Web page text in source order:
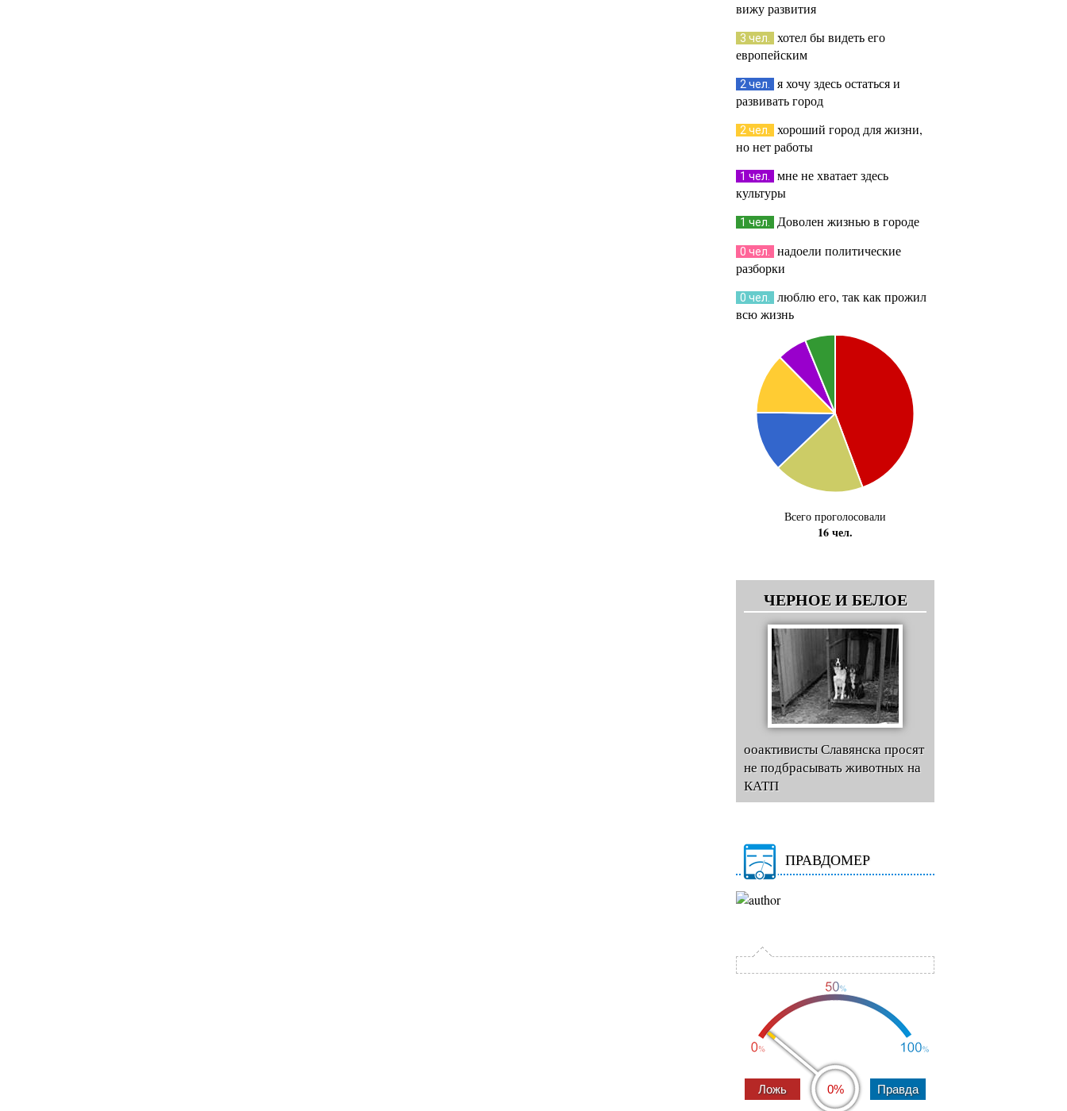
вижу развития
3 чел.
хотел бы видеть его
европейским
2 чел.
я хочу здесь остаться и
развивать город
2 чел.
хороший город для жизни,
но нет работы
1 чел.
мне не хватает здесь
культуры
1 чел. Доволен жизнью в городе
0 чел.
надоели политические
разборки
0 чел.
люблю его, так как прожил
всю жизнь
Всего проголосовали
16 чел.
ЧЕРНОЕ И БЕЛОЕ
ооактивисты Славянска просят
не подбрасывать животных на
КАТП
ПРАВДОМЕР
0%